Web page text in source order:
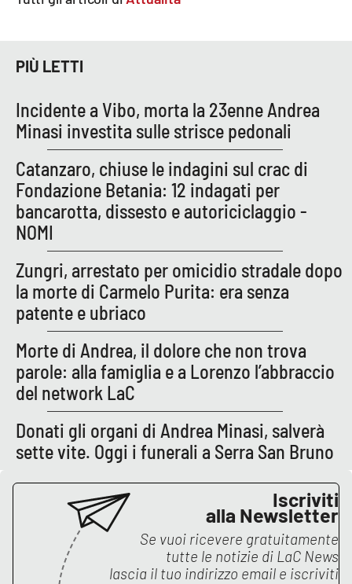
Android
Apple
PIÙ LETTI
Incidente a Vibo, morta la 23enne Andrea
Minasi investita sulle strisce pedonali
Catanzaro, chiuse le indagini sul crac di
Fondazione Betania: 12 indagati per
bancarotta, dissesto e autoriciclaggio -
NOMI
Zungri, arrestato per omicidio stradale dopo
la morte di Carmelo Purita: era senza
patente e ubriaco
Morte di Andrea, il dolore che non trova
parole: alla famiglia e a Lorenzo l’abbraccio
del network LaC
Donati gli organi di Andrea Minasi, salverà
sette vite. Oggi i funerali a Serra San Bruno
Iscriviti
alla Newsletter
Se vuoi ricevere gratuitamente
tutte le notizie di LaC News
lascia il tuo indirizzo email e iscriviti